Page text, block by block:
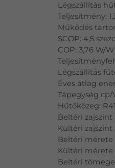
Légszállítás
Teljesítmény:
Működés
SCOP: 4,5
COP: 3,76 W/
Légszállítás
Éves átlag
Tápegység cp/
Hűtőközeg:
Beltéri zajszint
Kültéri zajszint
Beltéri mérete
Kültéri mérete
Beltéri